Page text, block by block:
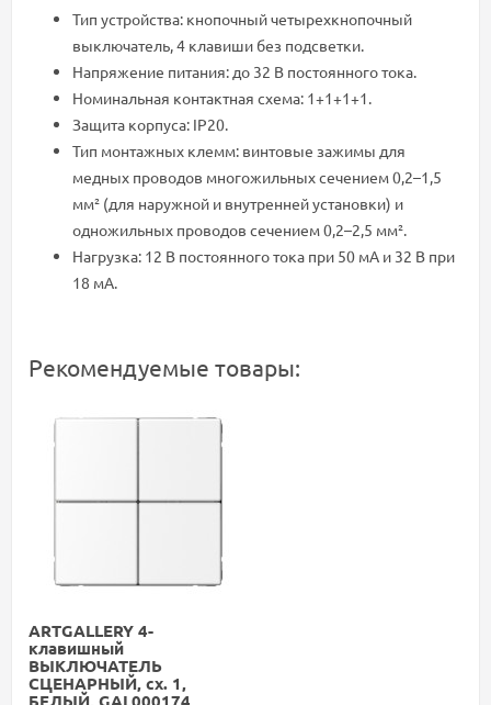
Тип устройства: кнопочный четырехкнопочный
выключатель, 4 клавиши без подсветки.
Напряжение питания: до 32 В постоянного тока.
Номинальная контактная схема: 1+1+1+1.
Защита корпуса: IP20.
Тип монтажных клемм: винтовые зажимы для
медных проводов многожильных сечением 0,2–1,5
мм² (для наружной и внутренней установки) и
одножильных проводов сечением 0,2–2,5 мм².
Нагрузка: 12 В постоянного тока при 50 мА и 32 В при
18 мА.
Рекомендуемые товары:
ARTGALLERY 4-
клавишный
ВЫКЛЮЧАТЕЛЬ
СЦЕНАРНЫЙ, сх. 1,